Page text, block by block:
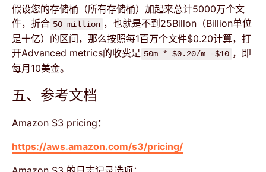
假设您的存储桶（所有存储桶）加起来总计5000万个文
件，折合 50 million ，也就是不到25Billon（Billion单位
是十亿）的区间，那么按照每1百万个文件$0.20计算，打
开Advanced metrics的收费是 50m * $0.20/m =$10 ，即
每月10美金。
五、参考文档
Amazon S3 pricing：
https://aws.amazon.com/s3/pricing/